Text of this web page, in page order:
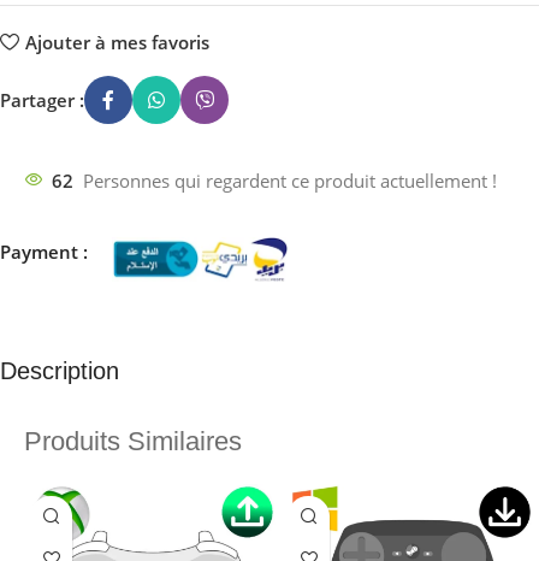
Ajouter à mes favoris
Partager :
62 Personnes qui regardent ce produit actuellement !
Payment :
Description
Produits Similaires